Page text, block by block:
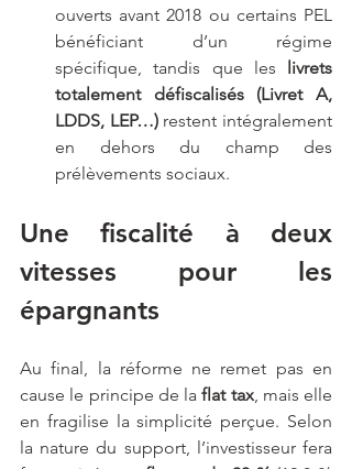
ouverts avant 2018 ou certains PEL
bénéficiant d’un régime
spécifique, tandis que les livrets
totalement défiscalisés (Livret A,
LDDS, LEP…) restent intégralement
en dehors du champ des
prélèvements sociaux.
Une fiscalité à deux
vitesses pour les
épargnants
Au final, la réforme ne remet pas en
cause le principe de la flat tax, mais elle
en fragilise la simplicité perçue. Selon
la nature du support, l’investisseur fera